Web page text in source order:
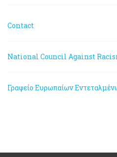
Contact
National Council Against
Γραφείο Ευρωπαίων